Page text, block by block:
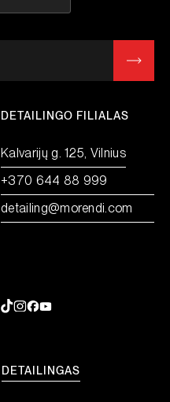
DETAILINGO FILIALAS
Kalvarijų g. 125, Vilnius
+370 644 88 999
detailing@morendi.com
DETAILINGAS